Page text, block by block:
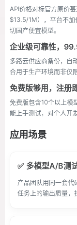
API价格对标官方原价
$13.5/1M），平台不
切国产便宜模型。
企业级可靠性，
多路云供应商备份，自
合用于生产环境而非仅
免费版够用，注册
免费版包含10个以上模
能上手测试，对个人开
应用场景
✅ 多模型A/B测
产品团队用同一套代
任务上的输出质量，